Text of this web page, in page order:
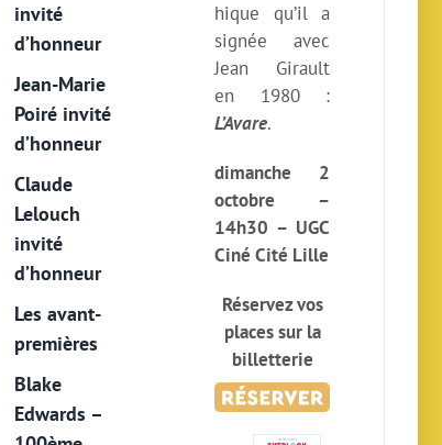
invité
d’honneur
Jean-Marie
Poiré invité
d’honneur
Claude
Lelouch
invité
d’honneur
Les avant-
premières
Blake
Edwards –
hique qu’il a
signée avec
Jean Girault
en 1980 :
L’Avare.
dimanche 2
octobre –
14h30 – UGC
Ciné Cité Lille
Réservez vos
places sur la
billetterie